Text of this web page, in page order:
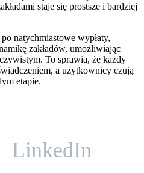
staje się prostsze i bardziej
natychmiastowe wypłaty,
zakładów, umożliwiając
To sprawia, że każdy
a użytkownicy czują
etapie.
LinkedIn